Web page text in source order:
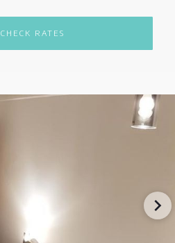
CHECK RATES